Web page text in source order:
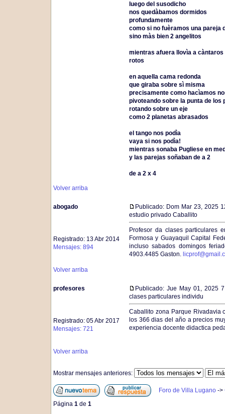
luego del susodicho
nos quedàbamos dormidos
profundamente
como si no fuèramos una pareja
sino màs bien 2 angelitos
mientras afuera llovìa a càntaros
rotos
en aquella cama redonda
que giraba sobre sì misma
precisamente como hacìamos
pivoteando sobre la punta de los
rotando sobre un eje
como 2 planetas abrasados
el tango nos podìa
vaya si nos podìa!
mientras sonaba Pugliese en
y las parejas soñaban de a 2
de a 2 x 4
Volver arriba
abogado
Registrado: 13 Abr 2014
Mensajes: 894
Publicado: Dom Mar 23, 2025
estudio privado Caballito
Profesor da clases particulares
Formosa y Guayaquil Capital
incluso sabados domingos
4903.4485 Gaston.
Volver arriba
profesores
Registrado: 05 Abr 2017
Mensajes: 721
Publicado: Jue May 01, 2025
clases particulares individu
Caballito zona Parque Rivadavia
los 366 dias del año a precios
experiencia docente didactica
Volver arriba
Mostrar mensajes anteriores:
Foro de Villa Lugano ->
Página 1 de 1